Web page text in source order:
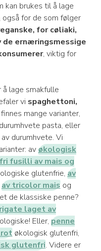
kan brukes til å lage
, også for de som følger
for cøliaki,
ernæringsmessige
, viktig for
lage smakfulle
vi spaghettoni,
mange varianter,
pasta, eller
durumhvete. Vi
avøkologisk
fusilli av mais og
glutenfrie, av
av tricolor mais og
de klassiske penne?
laget av
Eller, penne
økologisk glutenfri,
glutenfri. Videre er